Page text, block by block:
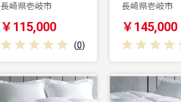
長崎県壱岐市
￥115,000
(0)
長崎県壱岐市
￥145,000